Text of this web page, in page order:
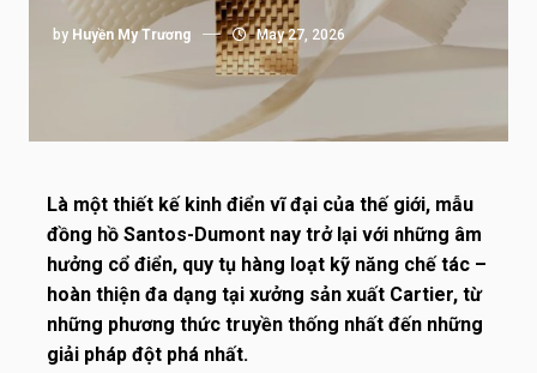
by Huyền My Trương May 27, 2026
Là một thiết kế kinh điển vĩ đại của thế giới, mẫu
đồng hồ Santos-Dumont nay trở lại với những âm
hưởng cổ điển, quy tụ hàng loạt kỹ năng chế tác –
hoàn thiện đa dạng tại xưởng sản xuất Cartier, từ
những phương thức truyền thống nhất đến những
giải pháp đột phá nhất.